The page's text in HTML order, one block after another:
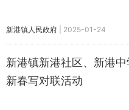
新港镇人民政府 2025-01-24
新港镇新港社区、新港
新春写对联活动